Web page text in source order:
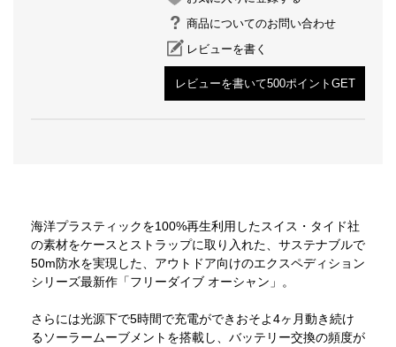
商品についてのお問い合わせ
レビューを書く
レビューを書いて500ポイントGET
海洋プラスティックを100%再生利用したスイス・タイド社
の素材をケースとストラップに取り入れた、サステナブルで
50m防水を実現した、アウトドア向けのエクスペディション
シリーズ最新作「フリーダイブ オーシャン」。
さらには光源下で5時間で充電ができおそよ4ヶ月動き続け
るソーラームーブメントを搭載し、バッテリー交換の頻度が